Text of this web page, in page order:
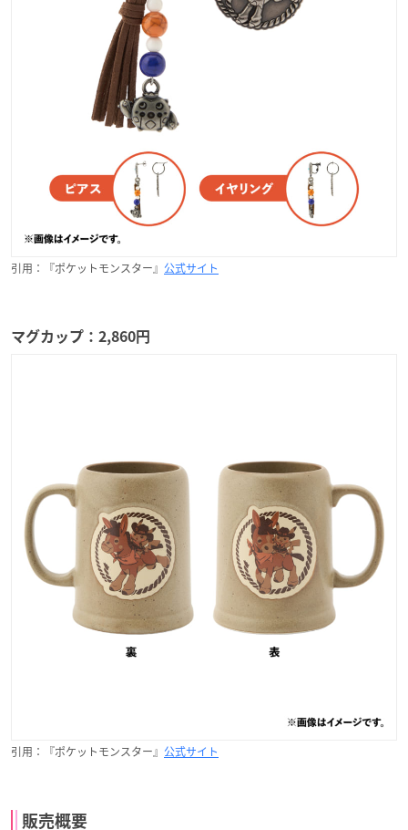
引用：『ポケットモンスター』 公式サイト
マグカップ：2,860円
引用：『ポケットモンスター』 公式サイト
販売概要